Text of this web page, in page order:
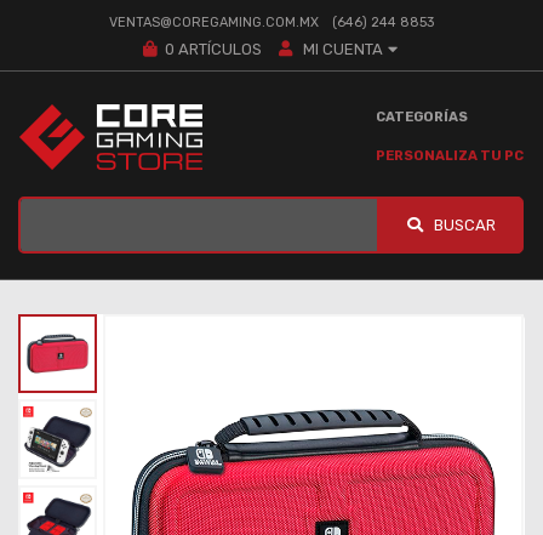
VENTAS@COREGAMING.COM.MX (646) 244 8853
0 ARTÍCULOS MI CUENTA
CATEGORÍAS
PERSONALIZA TU PC
BUSCAR